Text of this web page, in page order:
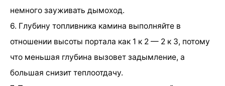
немного зауживать дымоход.
6. Глубину топливника камина выполняйте в
отношении высоты портала как 1 к 2 — 2 к 3, потому
что меньшая глубина вызовет задымление, а
большая снизит теплоотдачу.